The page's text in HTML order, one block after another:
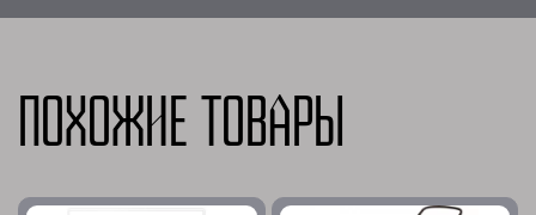
Похожие товары